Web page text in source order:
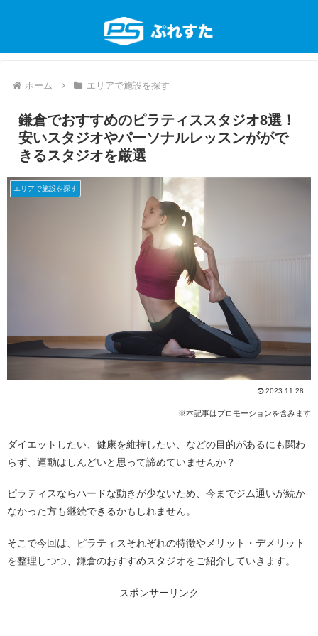
ホーム エリアで施設を探す
鎌倉でおすすめのピラティススタジオ8選！
安いスタジオやパーソナルレッスンががで
きるスタジオを厳選
エリアで施設を探す
2023.11.28
※本記事はプロモーションを含みます
ダイエットしたい、健康を維持したい、などの目的があるにも関わ
らず、運動はしんどいと思って諦めていませんか？
ピラティスならハードな動きが少ないため、今までジム通いが続か
なかった方も継続できるかもしれません。
そこで今回は、ピラティスそれぞれの特徴やメリット・デメリット
を整理しつつ、鎌倉のおすすめスタジオをご紹介していきます。
スポンサーリンク